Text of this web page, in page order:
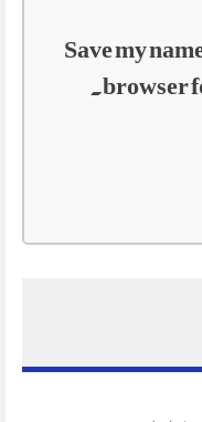
Save my
browser